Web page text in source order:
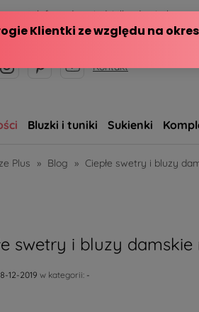
telefon od poniedziałku do piątku w
Kontakt
Bluzki i tuniki Sukienki
Plus » Blog » Ciepłe swetry i bluzy
swetry i bluzy
12-2019 w kategorii: -